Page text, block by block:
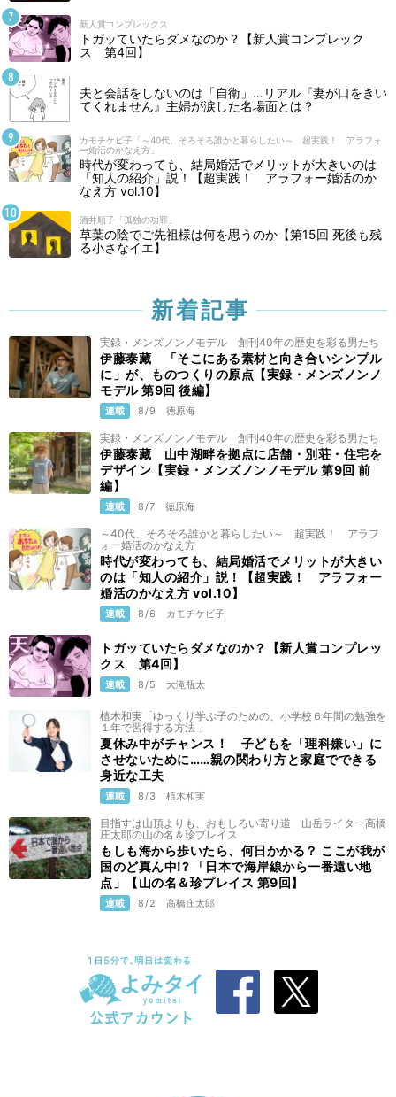
新人賞コンプレックス
トガッていたらダメなのか？【新人賞コンプレック
ス 第4回】
夫と会話をしないのは「自衛」…リアル『妻が口をきい
てくれません』主婦が涙した名場面とは？
カモチケビ子「～40代、そろそろ誰かと暮らしたい～ 超実践！ アラフォ
ー婚活のかなえ方」
時代が変わっても、結局婚活でメリットが大きいのは
「知人の紹介」説！【超実践！ アラフォー婚活のか
なえ方 vol.10】
酒井順子「孤独の功罪」
草葉の陰でご先祖様は何を思うのか【第15回 死後も残
る小さなイエ】
新着記事
実録・メンズノンノモデル 創刊40年の歴史を彩る男たち
伊藤泰藏 「そこにある素材と向き合いシンプル
に」が、ものつくりの原点【実録・メンズノンノ
モデル 第9回 後編】
連載 8/9 徳原海
実録・メンズノンノモデル 創刊40年の歴史を彩る男たち
伊藤泰藏 山中湖畔を拠点に店舗・別荘・住宅を
デザイン【実録・メンズノンノモデル 第9回 前
編】
連載 8/7 徳原海
～40代、そろそろ誰かと暮らしたい～ 超実践！ アラフ
ォー婚活のかなえ方
時代が変わっても、結局婚活でメリットが大きい
のは「知人の紹介」説！【超実践！ アラフォー
婚活のかなえ方 vol.10】
連載 8/6 カモチケビ子
トガッていたらダメなのか？【新人賞コンプレッ
クス 第4回】
連載 8/5 大滝瓶太
植木和実「ゆっくり学ぶ子のための、小学校６年間の勉強を
１年で習得する方法 」
夏休み中がチャンス！ 子どもを「理科嫌い」に
させないために……親の関わり方と家庭でできる
身近な工夫
連載 8/3 植木和実
目指すは山頂よりも、おもしろい寄り道 山岳ライター高橋
庄太郎の山の名＆珍プレイス
もしも海から歩いたら、何日かかる？ ここが我が
国のど真ん中!? 「日本で海岸線から一番遠い地
点」【山の名＆珍プレイス 第9回】
連載 8/2 高橋庄太郎